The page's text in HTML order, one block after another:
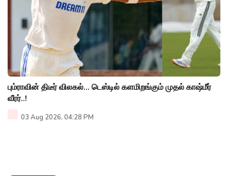
பும்ராவின் திடீர் விலகல்... டெஸ்டில் களமிறங்கும் முதல் காஷ்மீர்
வீரர்..!
03 Aug 2026, 04:28 PM